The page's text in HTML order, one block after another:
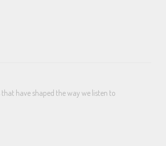
have shaped the way we listen to